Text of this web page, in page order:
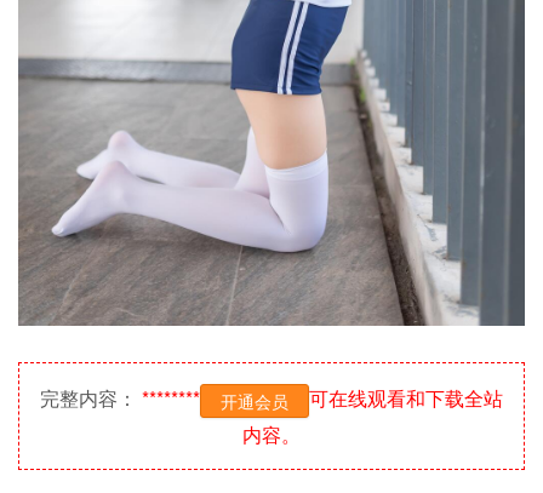
完整内容： ******** 开通会员
可在线观看和下载全站
内容。